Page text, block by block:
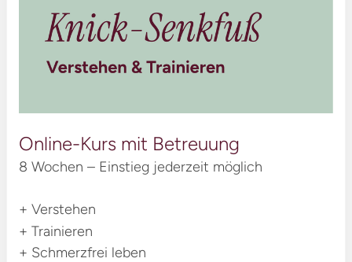
Online-Kurs mit Betreuung
8 Wochen – Einstieg jederzeit möglich
+ Verstehen
+ Trainieren
+ Schmerzfrei leben